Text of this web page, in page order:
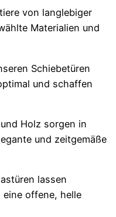
von langlebiger
Materialien und
Schiebetüren
und schaffen
Holz sorgen in
und zeitgemäße
lassen
offene, helle